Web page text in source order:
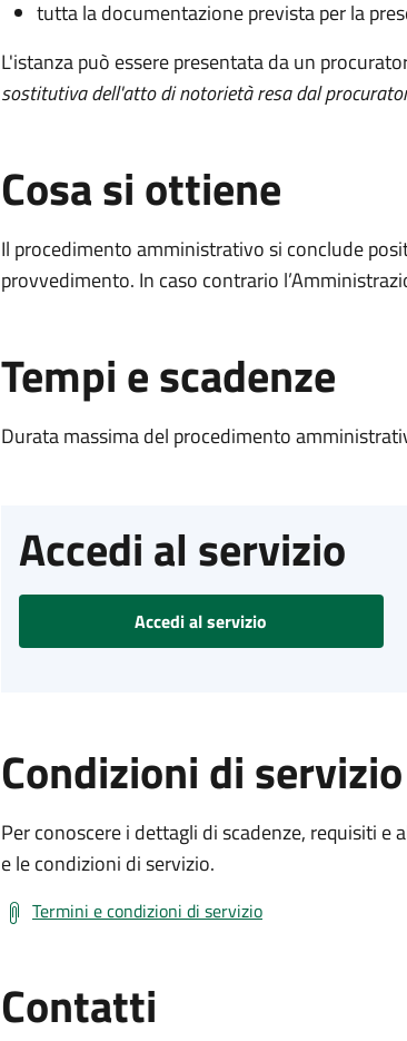
tutta la documentazione prevista per la
L'istanza può essere presentata da un
sostitutiva dell'atto di notorietà resa dal
Cosa si ottiene
Il procedimento amministrativo si conclude
provvedimento. In caso contrario
Tempi e scadenze
Durata massima del procedimento
Accedi al servizio
Accedi al servizio
Condizioni di servizio
Per conoscere i dettagli di scadenze, requisiti
e le condizioni di servizio.
Termini e condizioni di servizio
Contatti